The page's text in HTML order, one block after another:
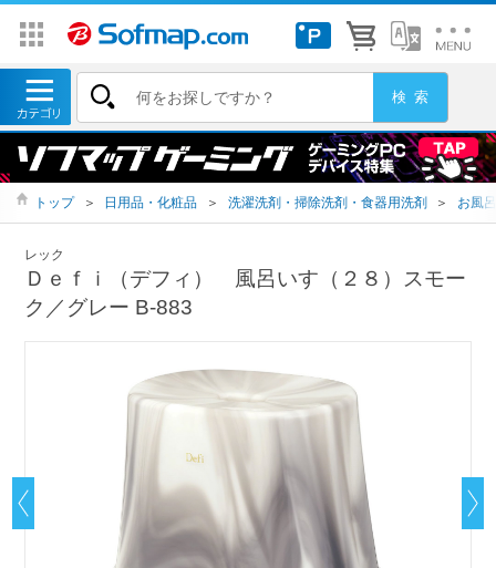
トップ ＞ 日用品・化粧品 ＞ 洗濯洗剤・掃除洗剤・食器用洗剤 ＞ お風
レック
Ｄｅｆｉ（デフィ） 風呂いす（２８）スモー
ク／グレー B-883